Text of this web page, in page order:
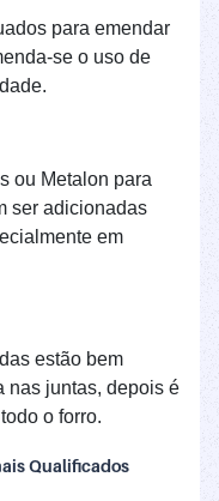
para emendar
se o uso de
ou Metalon para
ser adicionadas
em
estão bem
nas juntas, depois é
o forro.
Qualificados